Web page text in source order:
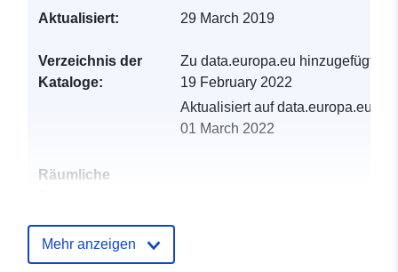
Aktualisiert: 29 March 2019
Verzeichnis der
Kataloge:
Zu data.europa.eu hinzugefügt:
19 February 2022
Aktualisiert auf data.europa.eu:
01 March 2022
Räumliche
Identifikatoren:
Mehr anzeigen